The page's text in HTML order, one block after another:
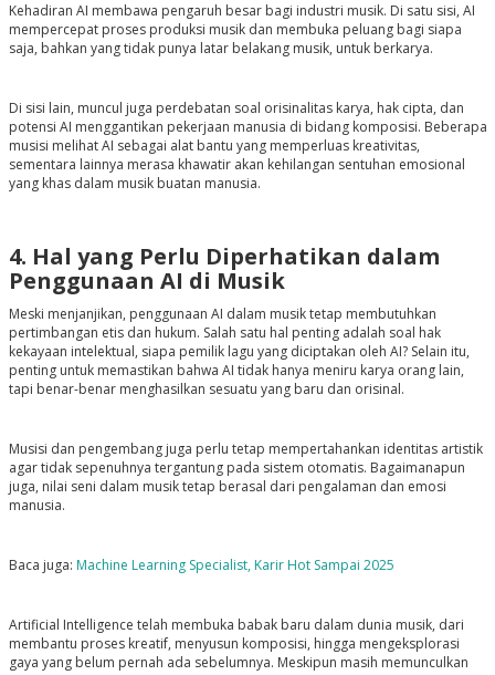
Kehadiran AI membawa pengaruh besar bagi industri musik. Di satu sisi, AI
mempercepat proses produksi musik dan membuka peluang bagi siapa
saja, bahkan yang tidak punya latar belakang musik, untuk berkarya.
Di sisi lain, muncul juga perdebatan soal orisinalitas karya, hak cipta, dan
potensi AI menggantikan pekerjaan manusia di bidang komposisi. Beberapa
musisi melihat AI sebagai alat bantu yang memperluas kreativitas,
sementara lainnya merasa khawatir akan kehilangan sentuhan emosional
yang khas dalam musik buatan manusia.
4. Hal yang Perlu Diperhatikan dalam
Penggunaan AI di Musik
Meski menjanjikan, penggunaan AI dalam musik tetap membutuhkan
pertimbangan etis dan hukum. Salah satu hal penting adalah soal hak
kekayaan intelektual, siapa pemilik lagu yang diciptakan oleh AI? Selain itu,
penting untuk memastikan bahwa AI tidak hanya meniru karya orang lain,
tapi benar-benar menghasilkan sesuatu yang baru dan orisinal.
Musisi dan pengembang juga perlu tetap mempertahankan identitas artistik
agar tidak sepenuhnya tergantung pada sistem otomatis. Bagaimanapun
juga, nilai seni dalam musik tetap berasal dari pengalaman dan emosi
manusia.
Baca juga: Machine Learning Specialist, Karir Hot Sampai 2025
Artificial Intelligence telah membuka babak baru dalam dunia musik, dari
membantu proses kreatif, menyusun komposisi, hingga mengeksplorasi
gaya yang belum pernah ada sebelumnya. Meskipun masih memunculkan